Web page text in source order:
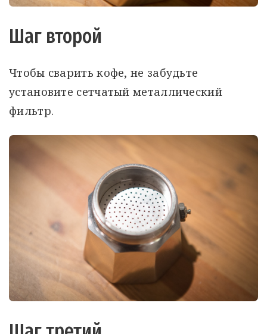
Шаг второй
Чтобы сварить кофе, не забудьте
установите сетчатый металлический
фильтр.